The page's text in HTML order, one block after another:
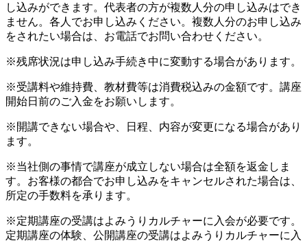
し込みができます。代表者の方が複数人分の申し込みはでき
ません。各人でお申し込みください。複数人分のお申し込み
をされたい場合は、お電話でお問い合わせください。
※残席状況は申し込み手続き中に変動する場合があります。
※受講料や維持費、教材費等は消費税込みの金額です。講座
開始日前のご入金をお願いします。
※開講できない場合や、日程、内容が変更になる場合があり
ます。
※当社側の事情で講座が成立しない場合は全額を返金しま
す。お客様の都合でお申し込みをキャンセルされた場合は、
所定の手数料を承ります。
※定期講座の受講はよみうりカルチャーに入会が必要です。
定期講座の体験、公開講座の受講はよみうりカルチャーに入